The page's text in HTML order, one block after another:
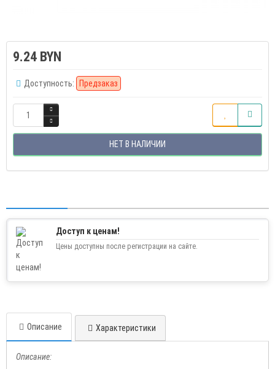
9.24 BYN
Доступность: Предзаказ
НЕТ В НАЛИЧИИ
Доступ к ценам!
Цены доступны после регистрации на сайте.
Описание Характеристики
Описание: